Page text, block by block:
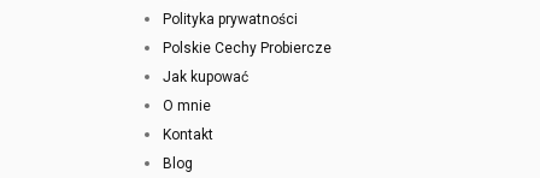
Polityka prywatności
Polskie Cechy Probiercze
Jak kupować
O mnie
Kontakt
Blog